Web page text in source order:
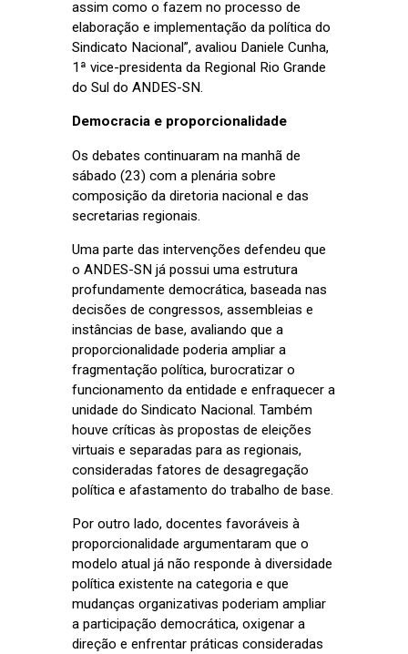
assim como o fazem no processo de
elaboração e implementação da política do
Sindicato Nacional”, avaliou Daniele Cunha,
1ª vice-presidenta da Regional Rio Grande
do Sul do ANDES-SN.
Democracia e proporcionalidade
Os debates continuaram na manhã de
sábado (23) com a plenária sobre
composição da diretoria nacional e das
secretarias regionais.
Uma parte das intervenções defendeu que
o ANDES-SN já possui uma estrutura
profundamente democrática, baseada nas
decisões de congressos, assembleias e
instâncias de base, avaliando que a
proporcionalidade poderia ampliar a
fragmentação política, burocratizar o
funcionamento da entidade e enfraquecer a
unidade do Sindicato Nacional. Também
houve críticas às propostas de eleições
virtuais e separadas para as regionais,
consideradas fatores de desagregação
política e afastamento do trabalho de base.
Por outro lado, docentes favoráveis à
proporcionalidade argumentaram que o
modelo atual já não responde à diversidade
política existente na categoria e que
mudanças organizativas poderiam ampliar
a participação democrática, oxigenar a
direção e enfrentar práticas consideradas